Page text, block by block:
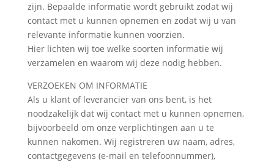
zijn. Bepaalde informatie wordt gebruikt zodat wij
contact met u kunnen opnemen en zodat wij u van
relevante informatie kunnen voorzien.
Hier lichten wij toe welke soorten informatie wij
verzamelen en waarom wij deze nodig hebben.
VERZOEKEN OM INFORMATIE
Als u klant of leverancier van ons bent, is het
noodzakelijk dat wij contact met u kunnen opnemen,
bijvoorbeeld om onze verplichtingen aan u te
kunnen nakomen. Wij registreren uw naam, adres,
contactgegevens (e-mail en telefoonnummer),